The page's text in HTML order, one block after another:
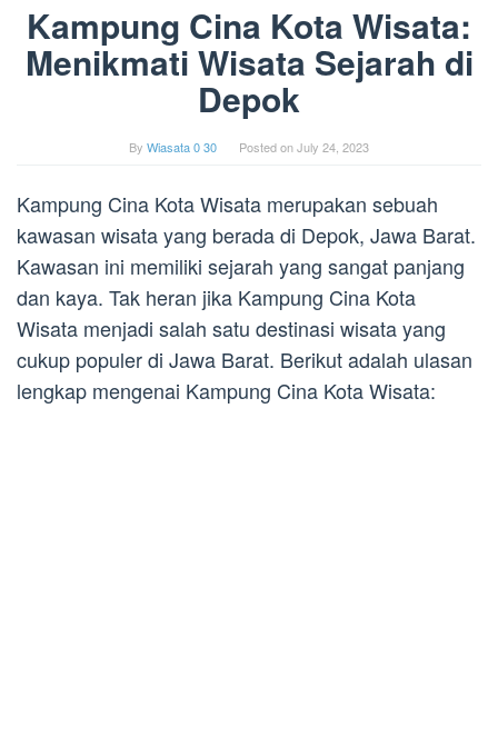
Kampung Cina Kota Wisata:
Menikmati Wisata Sejarah di
Depok
By Wiasata 0 30 Posted onJuly 24, 2023
Kampung Cina Kota Wisata merupakan sebuah
kawasan wisata yang berada di Depok, Jawa Barat.
Kawasan ini memiliki sejarah yang sangat panjang
dan kaya. Tak heran jika Kampung Cina Kota
Wisata menjadi salah satu destinasi wisata yang
cukup populer di Jawa Barat. Berikut adalah ulasan
lengkap mengenai Kampung Cina Kota Wisata: